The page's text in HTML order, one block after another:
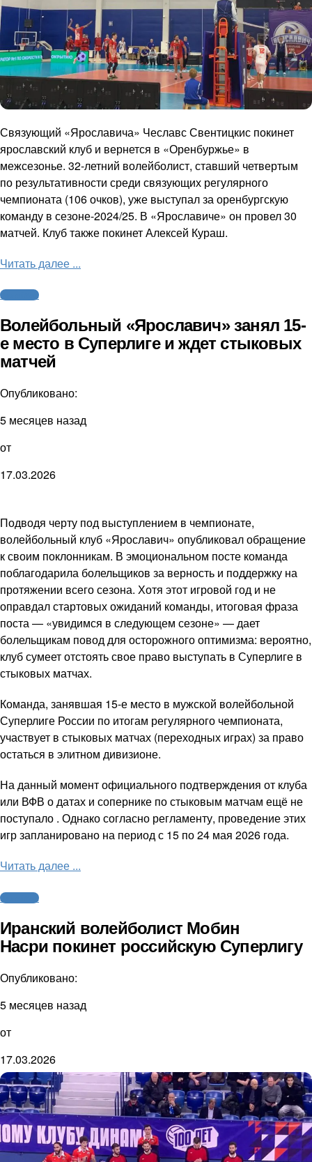
Связующий «Ярославича» Чеславс Свентицкис покинет
ярославский клуб и вернется в «Оренбуржье» в
межсезонье. 32-летний волейболист, ставший четвертым
по результативности среди связующих регулярного
чемпионата (106 очков), уже выступал за оренбургскую
команду в сезоне-2024/25. В «Ярославиче» он провел 30
матчей. Клуб также покинет Алексей Кураш.
Читать далее ...
Волейбол
Волейбольный «Ярославич» занял 15-
е место в Суперлиге и ждет стыковых
матчей
Опубликовано:
5 месяцев назад
от
17.03.2026
Подводя черту под выступлением в чемпионате,
волейбольный клуб «Ярославич» опубликовал обращение
к своим поклонникам. В эмоциональном посте команда
поблагодарила болельщиков за верность и поддержку на
протяжении всего сезона. Хотя этот игровой год и не
оправдал стартовых ожиданий команды, итоговая фраза
поста — «увидимся в следующем сезоне» — дает
болельщикам повод для осторожного оптимизма: вероятно,
клуб сумеет отстоять свое право выступать в Суперлиге в
стыковых матчах.
Команда, занявшая 15-е место в мужской волейбольной
Суперлиге России по итогам регулярного чемпионата,
участвует в стыковых матчах (переходных играх) за право
остаться в элитном дивизионе.
На данный момент официального подтверждения от клуба
или ВФВ о датах и сопернике по стыковым матчам ещё не
поступало . Однако согласно регламенту, проведение этих
игр запланировано на период с 15 по 24 мая 2026 года.
Читать далее ...
Волейбол
Иранский волейболист Мобин
Насри покинет российскую Суперлигу
Опубликовано:
5 месяцев назад
от
17.03.2026